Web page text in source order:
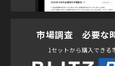
市場調査 必要な
1セットから購入できる